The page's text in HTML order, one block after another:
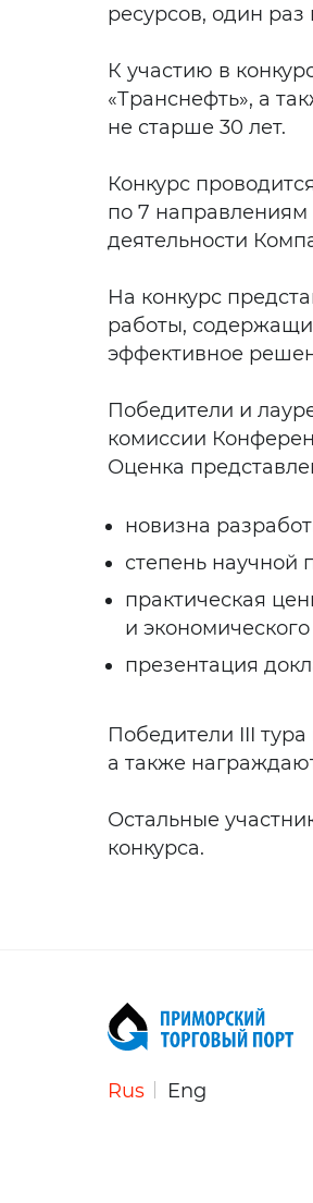
ресурсов, один
К участию в
«Транснефть», а
не старше 30 лет.
Конкурс
по 7
деятельности
На конкурс
работы,
эффективное
Победители и
комиссии
Оценка
новизна
степень научной
практическая
и
презентация
Победители III
а также
Остальные
конкурса.
Rus Eng